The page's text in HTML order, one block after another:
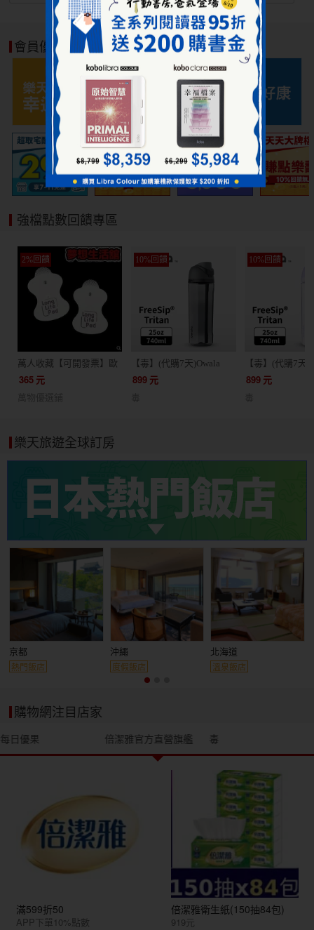
會員優惠好康
強檔點數回饋專區
萬人收藏【可開發票】歐
姆龍OMRON【10張5對
365 元
【毒】(代購7天)Owala
Freesip Tritan彈蓋+可拆式
899 元
【毒】(代購7天
Freesip Tritan彈
899 元
樂天旅遊全球訂房
京都
熱門飯店
沖繩
度假飯店
北海道
溫泉飯店
購物網注目店家
每日優果 倍潔雅官方直營旗艦 毒
滿599折50
APP下單10%點數
倍潔雅衛生紙(150抽84包)
919元